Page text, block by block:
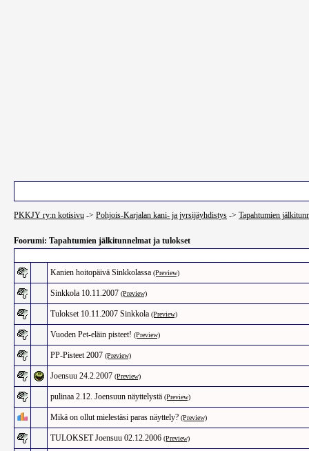
PKKJY ry:n kotisivu -> Pohjois-Karjalan kani- ja jyrsijäyhdistys -> Tapahtumien
Foorumi: Tapahtumien jälkitunnelmat ja tulokset
Kanien hoitopäivä Sinkkolassa (Preview)
Sinkkola 10.11.2007 (Preview)
Tulokset 10.11.2007 Sinkkola (Preview)
Vuoden Pet-eläin pisteet! (Preview)
PP-Pisteet 2007 (Preview)
Joensuu 24.2.2007 (Preview)
pulinaa 2.12. Joensuun näyttelystä (Preview)
Mikä on ollut mielestäsi paras näyttely? (Preview)
TULOKSET Joensuu 02.12.2006 (Preview)